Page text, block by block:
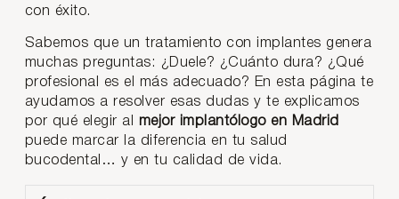
con éxito.
Sabemos que un tratamiento con implantes genera
muchas preguntas: ¿Duele? ¿Cuánto dura? ¿Qué
profesional es el más adecuado? En esta página te
ayudamos a resolver esas dudas y te explicamos
por qué elegir al mejor implantólogo en Madrid
puede marcar la diferencia en tu salud
bucodental… y en tu calidad de vida.